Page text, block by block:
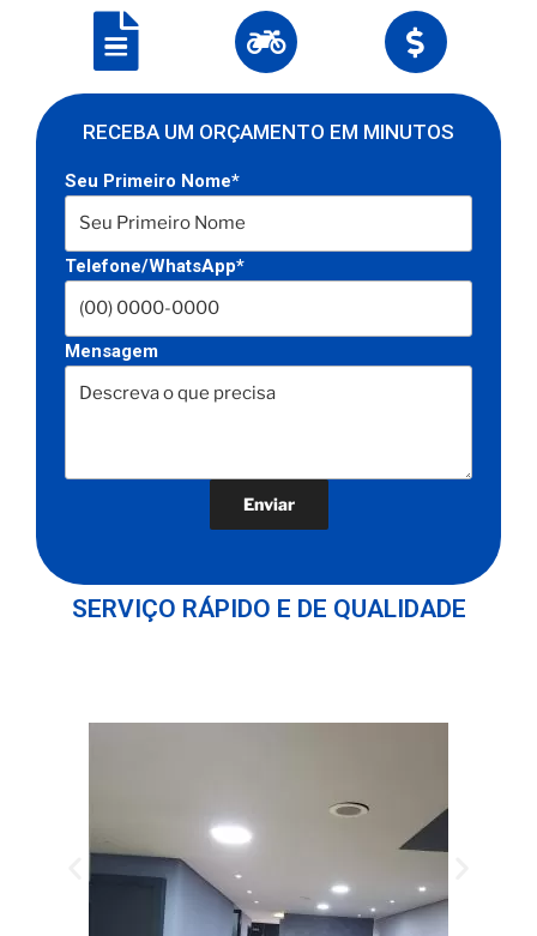
RECEBA UM ORÇAMENTO EM MINUTOS
Seu Primeiro Nome*
Telefone/WhatsApp*
Mensagem
SERVIÇO RÁPIDO E DE QUALIDADE